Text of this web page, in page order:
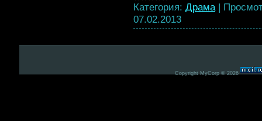
Категория: Драма |
07.02.2013
Copyright MyCorp © 2026